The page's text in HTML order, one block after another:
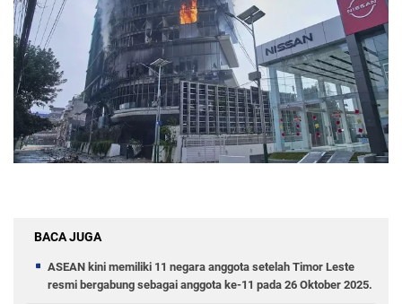
BACA JUGA
ASEAN kini memiliki 11 negara anggota setelah Timor Leste
resmi bergabung sebagai anggota ke-11 pada 26 Oktober 2025.